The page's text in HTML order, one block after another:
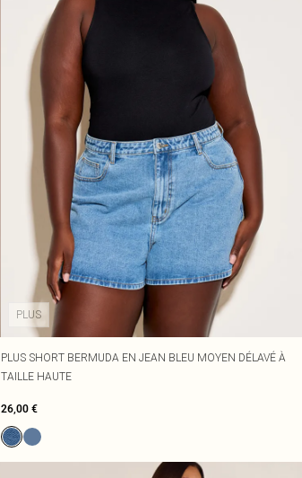
PLUS
PLUS SHORT BERMUDA EN JEAN BLEU MOYEN DÉLAVÉ À
TAILLE HAUTE
26,00 €